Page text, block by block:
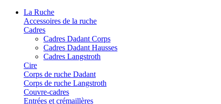
La Ruche
Accessoires de la ruche
Cadres
Cadres Dadant Corps
Cadres Dadant Hausses
Cadres Langstroth
Cire
Corps de ruche Dadant
Corps de ruche Langstroth
Couvre-cadres
Entrées et crémaillères